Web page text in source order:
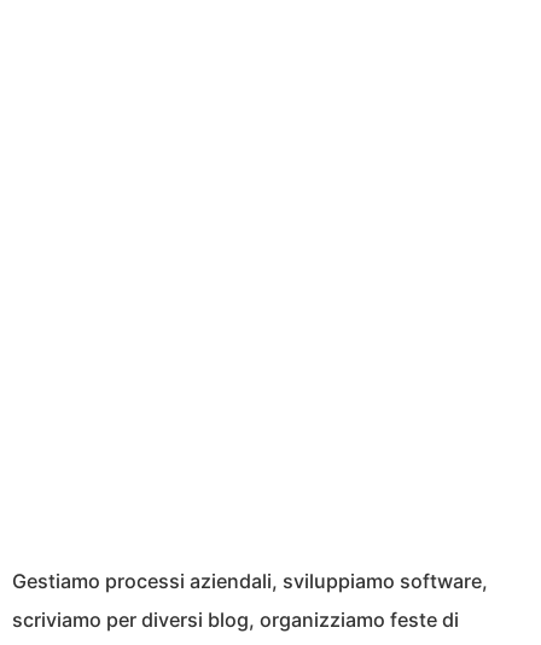
Gestiamo processi aziendali, sviluppiamo software,
scriviamo per diversi blog, organizziamo feste di